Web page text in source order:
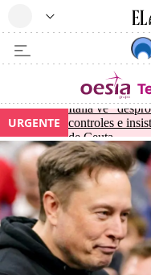
URGENTE
Italia ve
controles e
de Ceuta